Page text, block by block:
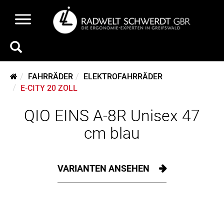
FAHRRÄDER
ELEKTROFAHRRÄDER
E-CITY 20 ZOLL
QIO EINS A-8R Unisex 47
cm blau
VARIANTEN ANSEHEN